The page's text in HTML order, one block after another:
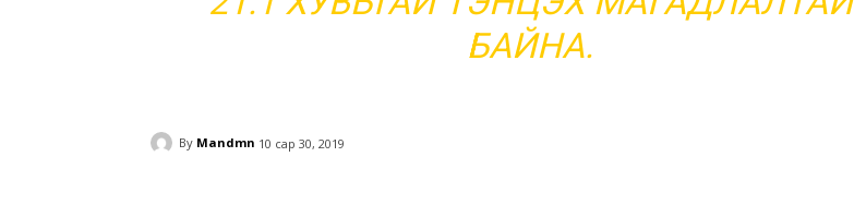
БАЙНА.
By Mandmn 10 сар 30, 2019